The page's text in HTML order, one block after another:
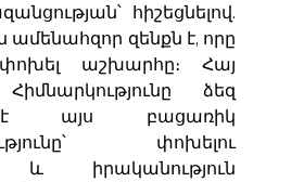
հիշեցնելով.
ամենահզոր զենքն է, որը
աշխարհը։ Հայ
ձեզ
այս բացառիկ
փոխելու
իրականություն